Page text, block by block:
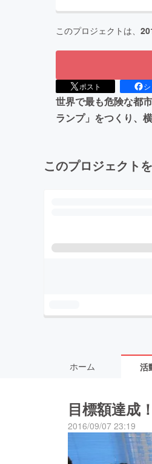
このプロジェクトは、
ポスト
世界で最も危険な都
ランプ」をつくり、
このプロジェクト
ホーム 活
目標額達成
2016/09/07 23:19